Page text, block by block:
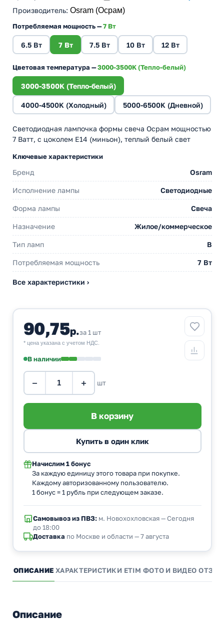
Производитель: Osram (Осрам)
Потребляемая мощность —7 Вт
6.5 Вт 7 Вт 7.5 Вт 10 Вт 12 Вт
Цветовая температура —3000-3500K (Тепло-белый)
3000-3500K (Тепло-белый)
4000-4500K (Холодный) 5000-6500K (Дневной)
Светодиодная лампочка формы свеча Осрам мощностью
7 Ватт, с цоколем E14 (миньон), теплый белый свет
Ключевые характеристики
Бренд Osram
Исполнение лампы Светодиодные
Форма лампы Свеча
Назначение Жилое/коммерческое
Тип ламп B
Потребляемая мощность 7 Вт
Все характеристики ›
90,75р.за 1 шт
* цена указана с учетом НДС.
В наличии
− + шт
Начислим 1 бонус
За каждую единицу этого товара при покупке.
Каждому авторизованному пользователю.
1 бонус = 1 рубль при следующем заказе.
Самовывоз из ПВЗ:м. Новохохловская — Сегодня
до 18:00
Доставка по Москве и области — 7 августа
ОПИСАНИЕ ХАРАКТЕРИСТИКИ ETIM ФОТО И ВИДЕО
Описание